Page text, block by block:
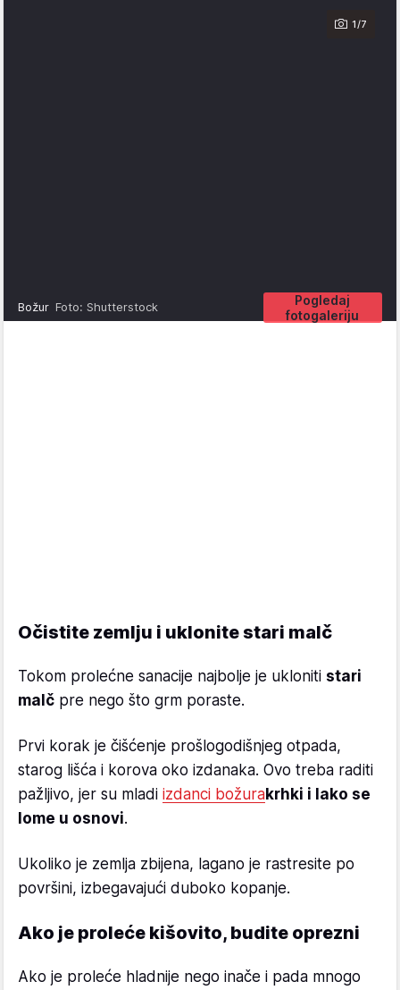
1/7
Pogledaj
fotogaleriju
Božur Foto: Shutterstock
Očistite zemlju i uklonite stari malč
Tokom prolećne sanacije najbolje je ukloniti stari
malč pre nego što grm poraste.
Prvi korak je čišćenje prošlogodišnjeg otpada,
starog lišća i korova oko izdanaka. Ovo treba raditi
pažljivo, jer su mladi izdanci božurakrhki i lako se
lome u osnovi.
Ukoliko je zemlja zbijena, lagano je rastresite po
površini, izbegavajući duboko kopanje.
Ako je proleće kišovito, budite oprezni
Ako je proleće hladnije nego inače i pada mnogo